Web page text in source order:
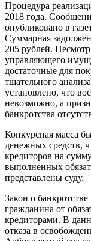
Процедура
2018 года.
опубликовано в
Суммарная
205 рублей.
управляющего
достаточные для
тщательного
установлено, что
невозможно, а
банкротства
Конкурсная масса
денежных средств,
кредиторов на
выполненных
представлены суду.
Закон о
гражданина от
кредиторами. В
отказа в